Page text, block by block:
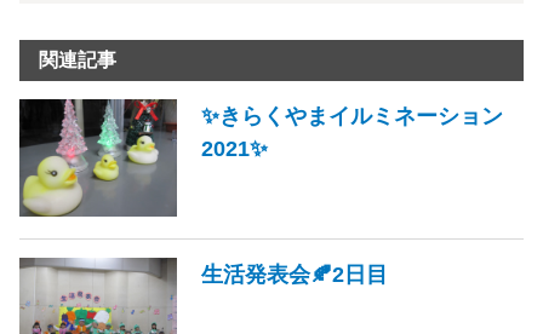
関連記事
✨きらくやまイルミネーション
2021✨
生活発表会🍂2日目